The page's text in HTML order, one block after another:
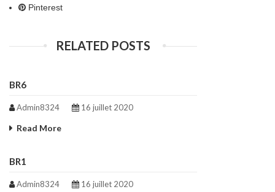
Pinterest
RELATED POSTS
BR6
Admin8324 16 juillet 2020
Read More
BR1
Admin8324 16 juillet 2020